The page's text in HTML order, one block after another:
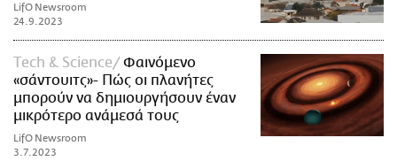
LifO Newsroom
24.9.2023
Τech & Science
Φαινόμενο
«σάντουιτς»- Πώς οι πλανήτες
μπορούν να δημιουργήσουν έναν
μικρότερο ανάμεσά τους
LifO Newsroom
3.7.2023